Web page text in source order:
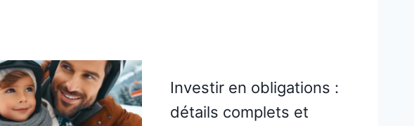
Investir en obligations :
détails complets et